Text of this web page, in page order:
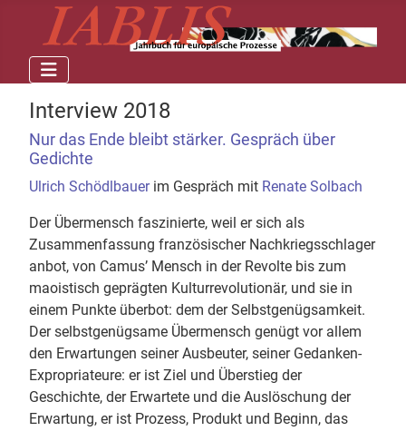
Interview 2018
Nur das Ende bleibt stärker. Gespräch über
Gedichte
Ulrich Schödlbauerim Gespräch mit Renate Solbach
Der Übermensch faszinierte, weil er sich als
Zusammenfassung französischer Nachkriegsschlager
anbot, von Camus’ Mensch in der Revolte bis zum
maoistisch geprägten Kulturrevolutionär, und sie in
einem Punkte überbot: dem der Selbstgenügsamkeit.
Der selbstgenügsame Übermensch genügt vor allem
den Erwartungen seiner Ausbeuter, seiner Gedanken-
Expropriateure: er ist Ziel und Überstieg der
Geschichte, der Erwartete und die Auslöschung der
Erwartung, er ist Prozess, Produkt und Beginn, das